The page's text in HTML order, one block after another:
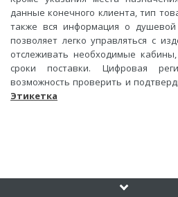
данные конечного клиента, тип
также вся информация о
позволяет легко управляться с
отслеживать необходимые
сроки поставки. Цифровая
возможность проверить и
Этикетка